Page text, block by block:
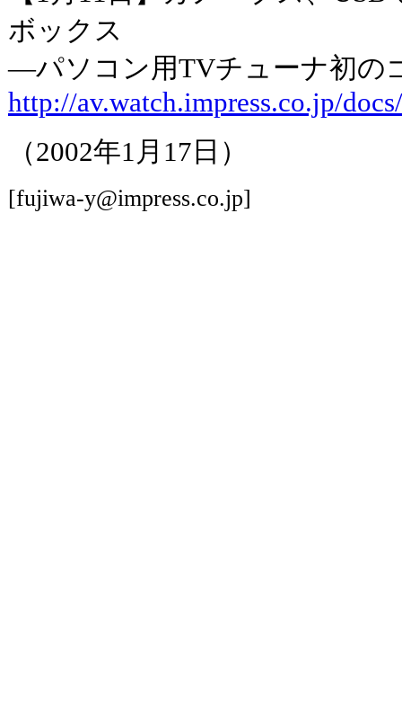
ボックス
―パソコン用TVチューナ初の
http://av.watch.impress.co.jp/
（2002年1月17日）
[fujiwa-y@impress.co.jp]